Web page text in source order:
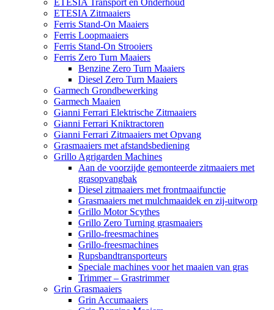
ETESIA Zitmaaiers
Ferris Stand-On Maaiers
Ferris Loopmaaiers
Ferris Stand-On Strooiers
Ferris Zero Turn Maaiers
Benzine Zero Turn Maaiers
Diesel Zero Turn Maaiers
Garmech Grondbewerking
Garmech Maaien
Gianni Ferrari Elektrische Zitmaaiers
Gianni Ferrari Kniktractoren
Gianni Ferrari Zitmaaiers met Opvang
Grasmaaiers met afstandsbediening
Grillo Agrigarden Machines
Aan de voorzijde gemonteerde zitmaaiers met
grasopvangbak
Diesel zitmaaiers met frontmaaifunctie
Grasmaaiers met mulchmaaidek en zij-uitworp
Grillo Motor Scythes
Grillo Zero Turning grasmaaiers
Grillo-freesmachines
Grillo-freesmachines
Rupsbandtransporteurs
Speciale machines voor het maaien van gras
Trimmer – Grastrimmer
Grin Grasmaaiers
Grin Accumaaiers